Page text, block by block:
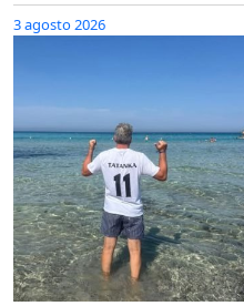
3 agosto 2026